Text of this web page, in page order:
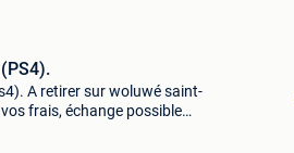
A retirer sur woluwé saint-
frais, échange possible